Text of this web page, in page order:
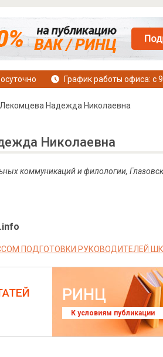
График работы офиса: с
Лекомцева Надежда Николаевна
Николаевна
коммуникаций и филологии,
ПОДГОТОВКИ РУКОВОДИТЕЛЕЙ
РИНЦ
К условиям публикации